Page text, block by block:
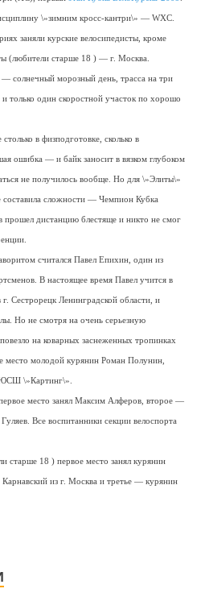
\»зимним кросс-кантри\» — WXC.
заняли курские велосипедисты, кроме
(любители старше 18 ) — г. Москва.
солнечный морозный день, трасса на три
и только один скоростной участок по хорошо
в физподготовке, сколько в
ошибка — и байк заносит в вязком глубоком
не получилось вообще. Но для \»Элиты\»
составила сложности — Чемпион Кубка
прошел дистанцию блестяще и никто не смог
считался Павел Епихин, один из
В настоящее время Павел учится в
Сестрорецк Ленинградской области, и
Но не смотря на очень серьезную
на коварных заснеженных тропинках
место молодой курянин Роман Полунин,
\»Картинг\».
место занял Максим Алферов, второе —
Все воспитанники секции велоспорта
старше 18 ) первое место занял курянин
из г. Москва и третье — курянин